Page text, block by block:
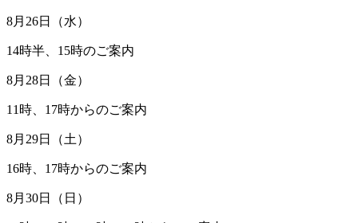
8月26日（水）
14時半、15時のご案内
8月28日（金）
11時、17時からのご案内
8月29日（土）
16時、17時からのご案内
8月30日（日）